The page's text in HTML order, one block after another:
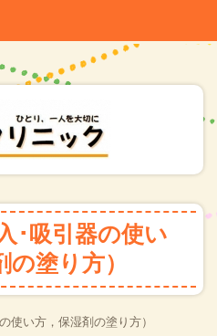
･吸引器の使い
塗り方）
使い方，保湿剤の塗り方）